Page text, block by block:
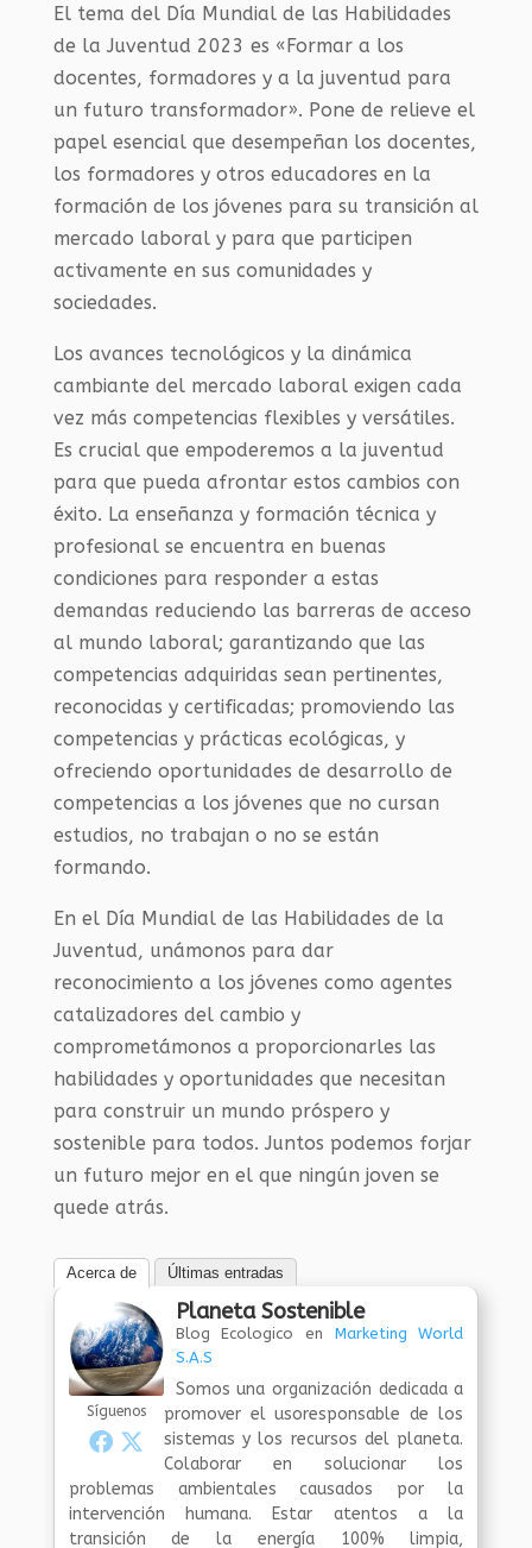
El tema del Día Mundial de las Habilidades
de la Juventud 2023 es «Formar a los
docentes, formadores y a la juventud para
un futuro transformador». Pone de relieve el
papel esencial que desempeñan los docentes,
los formadores y otros educadores en la
formación de los jóvenes para su transición al
mercado laboral y para que participen
activamente en sus comunidades y
sociedades.
Los avances tecnológicos y la dinámica
cambiante del mercado laboral exigen cada
vez más competencias flexibles y versátiles.
Es crucial que empoderemos a la juventud
para que pueda afrontar estos cambios con
éxito. La enseñanza y formación técnica y
profesional se encuentra en buenas
condiciones para responder a estas
demandas reduciendo las barreras de acceso
al mundo laboral; garantizando que las
competencias adquiridas sean pertinentes,
reconocidas y certificadas; promoviendo las
competencias y prácticas ecológicas, y
ofreciendo oportunidades de desarrollo de
competencias a los jóvenes que no cursan
estudios, no trabajan o no se están
formando.
En el Día Mundial de las Habilidades de la
Juventud, unámonos para dar
reconocimiento a los jóvenes como agentes
catalizadores del cambio y
comprometámonos a proporcionarles las
habilidades y oportunidades que necesitan
para construir un mundo próspero y
sostenible para todos. Juntos podemos forjar
un futuro mejor en el que ningún joven se
quede atrás.
Acerca de Últimas entradas
Síguenos
Planeta Sostenible
Blog Ecologico en Marketing World
S.A.S
Somos una organización dedicada a
promover el usoresponsable de los
sistemas y los recursos del planeta.
Colaborar en solucionar los
problemas ambientales causados por la
intervención humana. Estar atentos a la
transición de la energía 100% limpia,